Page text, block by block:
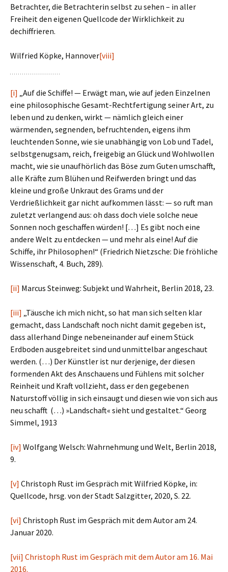
Betrachter, die Betrachterin selbst zu sehen – in aller
Freiheit den eigenen Quellcode der Wirklichkeit zu
dechiffrieren.
Wilfried Köpke, Hannover[viii]
[i] „Auf die Schiffe! — Erwägt man, wie auf jeden Einzelnen
eine philosophische Gesamt-Rechtfertigung seiner Art, zu
leben und zu denken, wirkt — nämlich gleich einer
wärmenden, segnenden, befruchtenden, eigens ihm
leuchtenden Sonne, wie sie unabhängig von Lob und Tadel,
selbstgenugsam, reich, freigebig an Glück und Wohlwollen
macht, wie sie unaufhörlich das Böse zum Guten umschafft,
alle Kräfte zum Blühen und Reifwerden bringt und das
kleine und große Unkraut des Grams und der
Verdrießlichkeit gar nicht aufkommen lässt: — so ruft man
zuletzt verlangend aus: oh dass doch viele solche neue
Sonnen noch geschaffen würden! […] Es gibt noch eine
andere Welt zu entdecken — und mehr als eine! Auf die
Schiffe, ihr Philosophen!“ (Friedrich Nietzsche: Die fröhliche
Wissenschaft, 4. Buch, 289).
[ii] Marcus Steinweg: Subjekt und Wahrheit, Berlin 2018, 23.
[iii] „Täusche ich mich nicht, so hat man sich selten klar
gemacht, dass Landschaft noch nicht damit gegeben ist,
dass allerhand Dinge nebeneinander auf einem Stück
Erdboden ausgebreitet sind und unmittelbar angeschaut
werden. (…) Der Künstler ist nur derjenige, der diesen
formenden Akt des Anschauens und Fühlens mit solcher
Reinheit und Kraft vollzieht, dass er den gegebenen
Naturstoff völlig in sich einsaugt und diesen wie von sich aus
neu schafft (…) »Landschaft« sieht und gestaltet.“ Georg
Simmel, 1913
[iv] Wolfgang Welsch: Wahrnehmung und Welt, Berlin 2018,
9.
[v] Christoph Rust im Gespräch mit Wilfried Köpke, in:
Quellcode, hrsg. von der Stadt Salzgitter, 2020, S. 22.
[vi] Christoph Rust im Gespräch mit dem Autor am 24.
Januar 2020.
[vii] Christoph Rust im Gespräch mit dem Autor am 16. Mai
2016.